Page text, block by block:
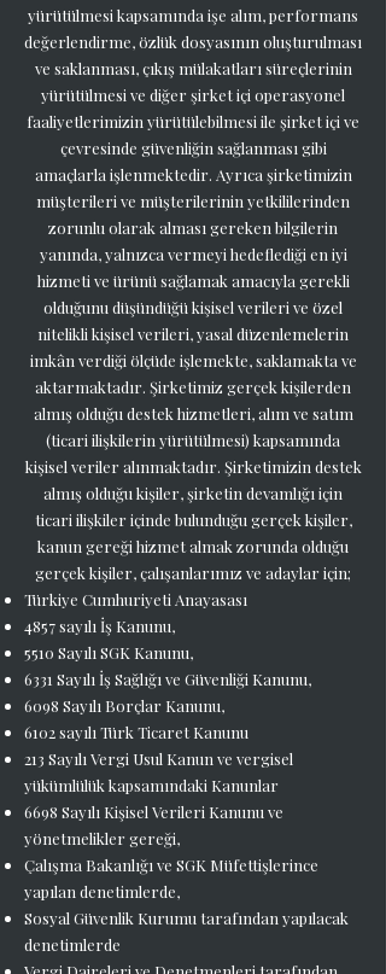
yürütülmesi kapsamında işe alım, performans
değerlendirme, özlük dosyasının oluşturulması
ve saklanması, çıkış mülakatları süreçlerinin
yürütülmesi ve diğer şirket içi operasyonel
faaliyetlerimizin yürütülebilmesi ile şirket içi ve
çevresinde güvenliğin sağlanması gibi
amaçlarla işlenmektedir. Ayrıca şirketimizin
müşterileri ve müşterilerinin yetkililerinden
zorunlu olarak alması gereken bilgilerin
yanında, yalnızca vermeyi hedeflediği en iyi
hizmeti ve ürünü sağlamak amacıyla gerekli
olduğunu düşündüğü kişisel verileri ve özel
nitelikli kişisel verileri, yasal düzenlemelerin
imkân verdiği ölçüde işlemekte, saklamakta ve
aktarmaktadır. Şirketimiz gerçek kişilerden
almış olduğu destek hizmetleri, alım ve satım
(ticari ilişkilerin yürütülmesi) kapsamında
kişisel veriler alınmaktadır. Şirketimizin destek
almış olduğu kişiler, şirketin devamlığı için
ticari ilişkiler içinde bulunduğu gerçek kişiler,
kanun gereği hizmet almak zorunda olduğu
gerçek kişiler, çalışanlarımız ve adaylar için;
Türkiye Cumhuriyeti Anayasası
4857 sayılı İş Kanunu,
5510 Sayılı SGK Kanunu,
6331 Sayılı İş Sağlığı ve Güvenliği Kanunu,
6098 Sayılı Borçlar Kanunu,
6102 sayılı Türk Ticaret Kanunu
213 Sayılı Vergi Usul Kanun ve vergisel
yükümlülük kapsamındaki Kanunlar
6698 Sayılı Kişisel Verileri Kanunu ve
yönetmelikler gereği,
Çalışma Bakanlığı ve SGK Müfettişlerince
yapılan denetimlerde,
Sosyal Güvenlik Kurumu tarafından yapılacak
denetimlerde